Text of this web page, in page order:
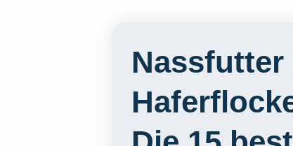
Nassfutter